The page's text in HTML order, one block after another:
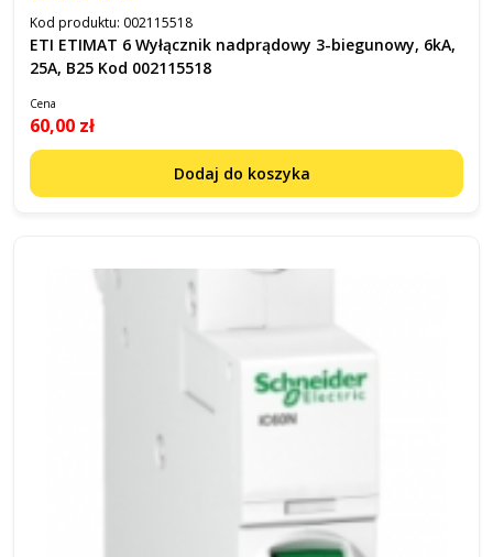
Kod produktu: 002115518
ETI ETIMAT 6 Wyłącznik nadprądowy 3-biegunowy, 6kA,
25A, B25 Kod 002115518
Cena
60,00 zł
Dodaj do koszyka